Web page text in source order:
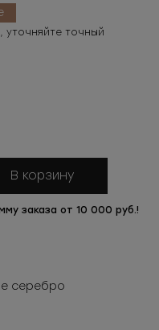
уточняйте точный
В корзину
заказа от 10 000 руб.!
серебро